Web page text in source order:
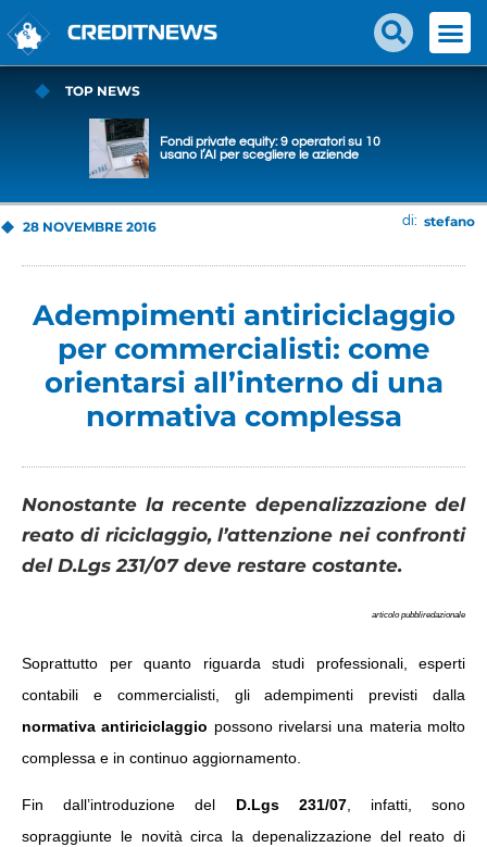
TOP NEWS
Fondi private equity: 9 operatori su 10
usano l’AI per scegliere le aziende
28 NOVEMBRE 2016 di: stefano
Adempimenti antiriciclaggio
per commercialisti: come
orientarsi all’interno di una
normativa complessa
Nonostante la recente depenalizzazione del
reato di riciclaggio, l’attenzione nei confronti
del D.Lgs 231/07 deve restare costante.
articolo pubbliredazionale
Soprattutto per quanto riguarda studi professionali, esperti
contabili e commercialisti, gli adempimenti previsti dalla
normativa antiriciclaggio possono rivelarsi una materia molto
complessa e in continuo aggiornamento.
Fin dall’introduzione del D.Lgs 231/07, infatti, sono
sopraggiunte le novità circa la depenalizzazione del reato di